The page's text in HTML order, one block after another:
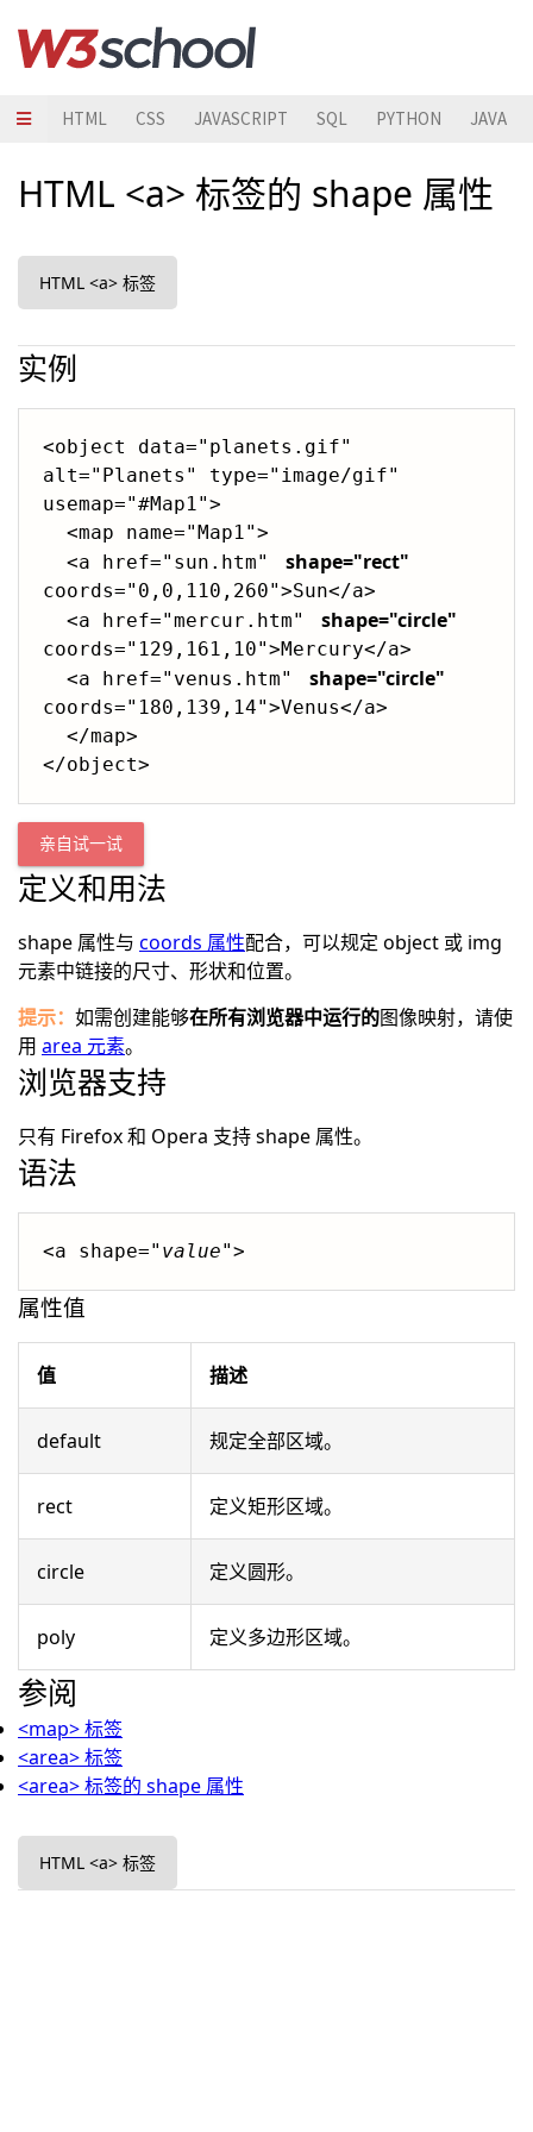
HTML CSS JAVASCRIPT SQL PYTHON JAVA
HTML <a> 标签的 shape 属性
HTML <a> 标签
实例
<object data="planets.gif"
alt="Planets" type="image/gif"
usemap="#Map1">
  <a href="sun.htm"
shape="rect"
coords="0,0,110,260">Sun</a>
  <a href="mercur.htm"
shape="circle"
coords="129,161,10">Mercury</a>
  <a href="venus.htm"
shape="circle"
coords="180,139,14">Venus</a>
亲自试一试
定义和用法
shape 属性与 coords 属性配合，可以规定 object 或 img
元素中链接的尺寸、形状和位置。
提示： 如需创建能够在所有浏览器中运行的图像映射，请使
用 area 元素。
浏览器支持
只有 Firefox 和 Opera 支持 shape 属性。
语法
<a shape=" value">
属性值
值 描述
default 规定全部区域。
rect 定义矩形区域。
circle 定义圆形。
poly 定义多边形区域。
参阅
<map> 标签
<area> 标签
<area> 标签的 shape 属性
HTML <a> 标签